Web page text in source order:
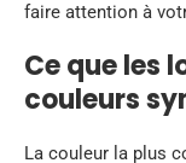
faire attention à
Ce que les
couleurs
La couleur la plus